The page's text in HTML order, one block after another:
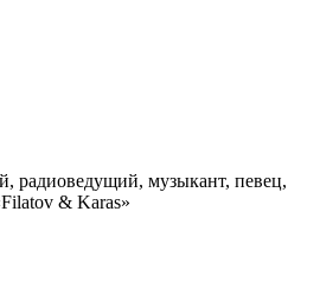
радиоведущий, музыкант, певец,
& Karas»